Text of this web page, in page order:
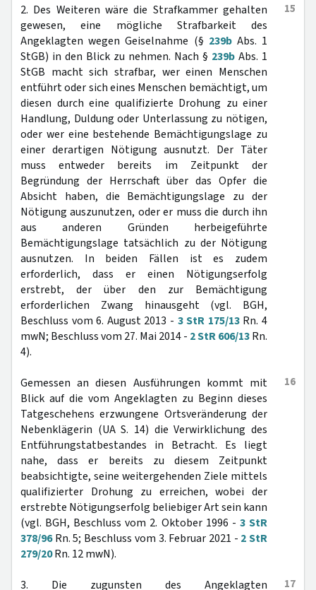
15
2. Des Weiteren wäre die Strafkammer gehalten
gewesen, eine mögliche Strafbarkeit des
Angeklagten wegen Geiselnahme (§ 239bAbs. 1
StGB) in den Blick zu nehmen. Nach § 239b Abs. 1
StGB macht sich strafbar, wer einen Menschen
entführt oder sich eines Menschen bemächtigt, um
diesen durch eine qualifizierte Drohung zu einer
Handlung, Duldung oder Unterlassung zu nötigen,
oder wer eine bestehende Bemächtigungslage zu
einer derartigen Nötigung ausnutzt. Der Täter
muss entweder bereits im Zeitpunkt der
Begründung der Herrschaft über das Opfer die
Absicht haben, die Bemächtigungslage zu der
Nötigung auszunutzen, oder er muss die durch ihn
aus anderen Gründen herbeigeführte
Bemächtigungslage tatsächlich zu der Nötigung
ausnutzen. In beiden Fällen ist es zudem
erforderlich, dass er einen Nötigungserfolg
erstrebt, der über den zur Bemächtigung
erforderlichen Zwang hinausgeht (vgl. BGH,
Beschluss vom 6. August 2013 - 3 StR 175/13Rn. 4
mwN; Beschluss vom 27. Mai 2014 - 2 StR 606/13Rn.
4).
16
Gemessen an diesen Ausführungen kommt mit
Blick auf die vom Angeklagten zu Beginn dieses
Tatgeschehens erzwungene Ortsveränderung der
Nebenklägerin (UA S. 14) die Verwirklichung des
Entführungstatbestandes in Betracht. Es liegt
nahe, dass er bereits zu diesem Zeitpunkt
beabsichtigte, seine weitergehenden Ziele mittels
qualifizierter Drohung zu erreichen, wobei der
erstrebte Nötigungserfolg beliebiger Art sein kann
(vgl. BGH, Beschluss vom 2. Oktober 1996 - 3 StR
378/96Rn. 5; Beschluss vom 3. Februar 2021 - 2 StR
279/20Rn. 12 mwN).
17
3. Die zugunsten des Angeklagten